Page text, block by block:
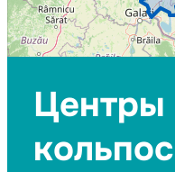
Центры